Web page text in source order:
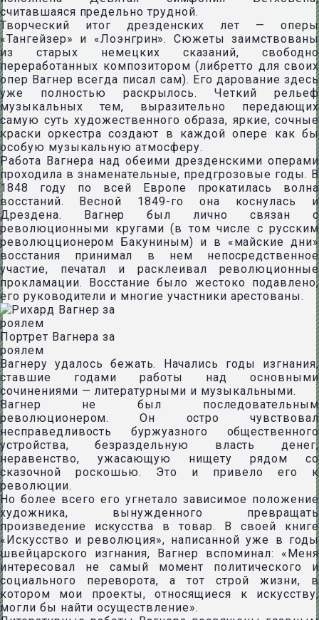
считавшаяся предельно трудной.
Творческий итог дрезденских лет — оперы
«Тангейзер» и «Лоэнгрин». Сюжеты заимствованы
из старых немецких сказаний, свободно
переработанных композитором (либретто для своих
опер Вагнер всегда писал сам). Его дарование здесь
уже полностью раскрылось. Четкий рельеф
музыкальных тем, выразительно передающих
самую суть художественного образа, яркие, сочные
краски оркестра создают в каждой опере как бы
особую музыкальную атмосферу.
Работа Вагнера над обеими дрезденскими операми
проходила в знаменательные, предгрозовые годы. В
1848 году по всей Европе прокатилась волна
восстаний. Весной 1849-го она коснулась и
Дрездена. Вагнер был лично связан с
революционными кругами (в том числе с русским
революцционером Бакуниным) и в «майские дни»
восстания принимал в нем непосредственное
участие, печатал и расклеивал революционные
прокламации. Восстание было жестоко подавлено,
его руководители и многие участники арестованы.
Портрет Вагнера за
роялем
Вагнеру удалось бежать. Начались годы изгнания,
ставшие годами работы над основными
сочинениями — литературными и музыкальными.
Вагнер не был последовательным
революционером. Он остро чувствовал
несправедливость буржуазного общественного
устройства, безраздельную власть денег,
неравенство, ужасающую нищету рядом со
сказочной роскошью. Это и привело его к
революции.
Но более всего его угнетало зависимое положение
художника, вынужденного превращать
произведение искусства в товар. В своей книге
«Искусство и революция», написанной уже в годы
швейцарского изгнания, Вагнер вспоминал: «Меня
интересовал не самый момент политического и
социального переворота, а тот строй жизни, в
котором мои проекты, относящиеся к искусству,
могли бы найти осуществление».